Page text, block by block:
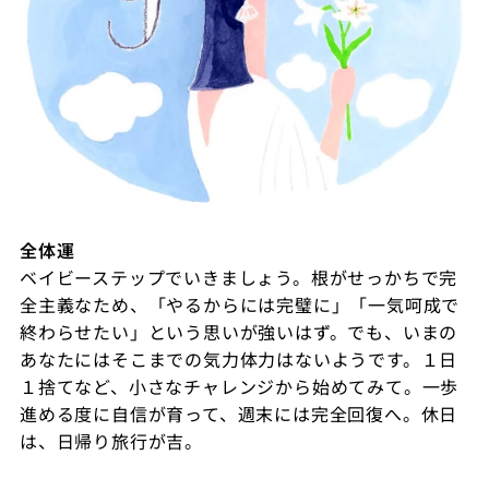
全体運
ベイビーステップでいきましょう。根がせっかちで完
全主義なため、「やるからには完璧に」「一気呵成で
終わらせたい」という思いが強いはず。でも、いまの
あなたにはそこまでの気力体力はないようです。１日
１捨てなど、小さなチャレンジから始めてみて。一歩
進める度に自信が育って、週末には完全回復へ。休日
は、日帰り旅行が吉。